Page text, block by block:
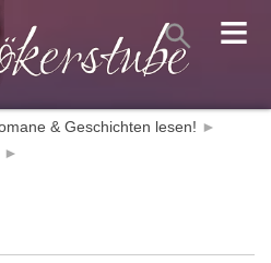
& Geschichten lesen! ►
►
≡